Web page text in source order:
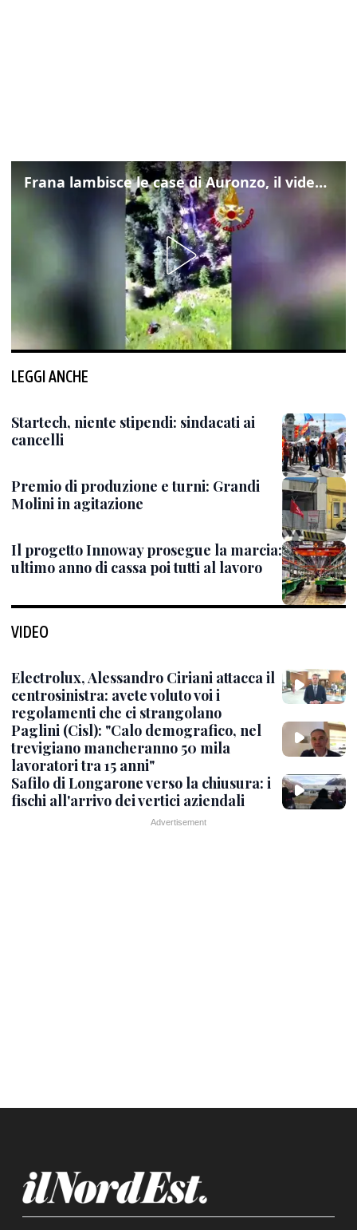
Frana lambisce le case di Auronzo, il video dall'elicottero dei vigili del fuoco
LEGGI ANCHE
Startech, niente stipendi: sindacati ai
cancelli
Premio di produzione e turni: Grandi
Molini in agitazione
Il progetto Innoway prosegue la marcia:
ultimo anno di cassa poi tutti al lavoro
VIDEO
Electrolux, Alessandro Ciriani attacca il
centrosinistra: avete voluto voi i
regolamenti che ci strangolano
Paglini (Cisl): "Calo demografico, nel
trevigiano mancheranno 50 mila
lavoratori tra 15 anni"
Safilo di Longarone verso la chiusura: i
fischi all'arrivo dei vertici aziendali